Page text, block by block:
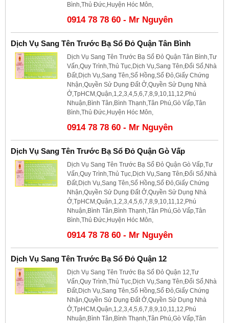
Bình,Thủ Đức,Huyện Hóc Môn,
0914 78 78 60 - Mr Nguyên
Dịch Vụ Sang Tên Trước Bạ Sổ Đỏ Quận Tân Bình
Dịch Vụ Sang Tên Trước Bạ Sổ Đỏ Quận Tân Bình,Tư
Vấn,Quy Trình,Thủ Tục,Dịch Vụ,Sang Tên,Đổi Sổ,Nhà
Đất,Dịch Vụ,Sang Tên,Sổ Hồng,Sổ Đỏ,Giấy Chứng
Nhận,Quyền Sử Dụng Đất Ở,Quyền Sử Dụng Nhà
Ở,TpHCM,Quận,1,2,3,4,5,6,7,8,9,10,11,12,Phú
Nhuận,Bình Tân,Bình Thạnh,Tân Phú,Gò Vấp,Tân
Bình,Thủ Đức,Huyện Hóc Môn,
0914 78 78 60 - Mr Nguyên
Dịch Vụ Sang Tên Trước Bạ Sổ Đỏ Quận Gò Vấp
Dịch Vụ Sang Tên Trước Bạ Sổ Đỏ Quận Gò Vấp,Tư
Vấn,Quy Trình,Thủ Tục,Dịch Vụ,Sang Tên,Đổi Sổ,Nhà
Đất,Dịch Vụ,Sang Tên,Sổ Hồng,Sổ Đỏ,Giấy Chứng
Nhận,Quyền Sử Dụng Đất Ở,Quyền Sử Dụng Nhà
Ở,TpHCM,Quận,1,2,3,4,5,6,7,8,9,10,11,12,Phú
Nhuận,Bình Tân,Bình Thạnh,Tân Phú,Gò Vấp,Tân
Bình,Thủ Đức,Huyện Hóc Môn,
0914 78 78 60 - Mr Nguyên
Dịch Vụ Sang Tên Trước Bạ Sổ Đỏ Quận 12
Dịch Vụ Sang Tên Trước Bạ Sổ Đỏ Quận 12,Tư
Vấn,Quy Trình,Thủ Tục,Dịch Vụ,Sang Tên,Đổi Sổ,Nhà
Đất,Dịch Vụ,Sang Tên,Sổ Hồng,Sổ Đỏ,Giấy Chứng
Nhận,Quyền Sử Dụng Đất Ở,Quyền Sử Dụng Nhà
Ở,TpHCM,Quận,1,2,3,4,5,6,7,8,9,10,11,12,Phú
Nhuận,Bình Tân,Bình Thạnh,Tân Phú,Gò Vấp,Tân